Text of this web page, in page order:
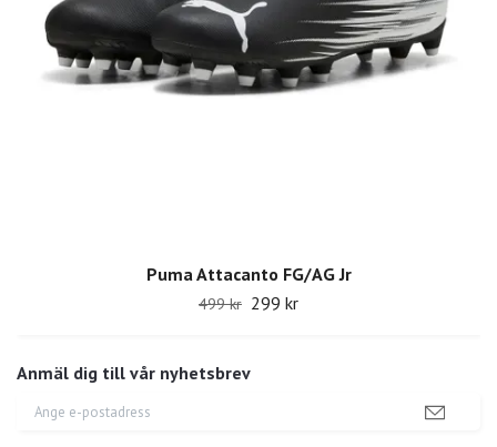
Anmäl dig till vår nyhetsbrev
Puma Attacanto FG/AG Jr
499 kr 299 kr